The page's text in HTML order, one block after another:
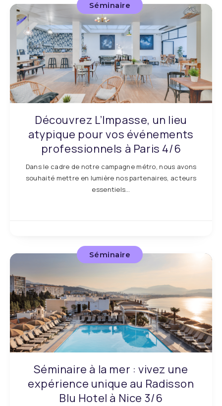
Séminaire
Découvrez L’Impasse, un lieu
atypique pour vos événements
professionnels à Paris 4/6
Dans le cadre de notre campagne métro, nous avons
souhaité mettre en lumière nos partenaires, acteurs
essentiels…
Séminaire
Séminaire à la mer : vivez une
expérience unique au Radisson
Blu Hotel à Nice 3/6